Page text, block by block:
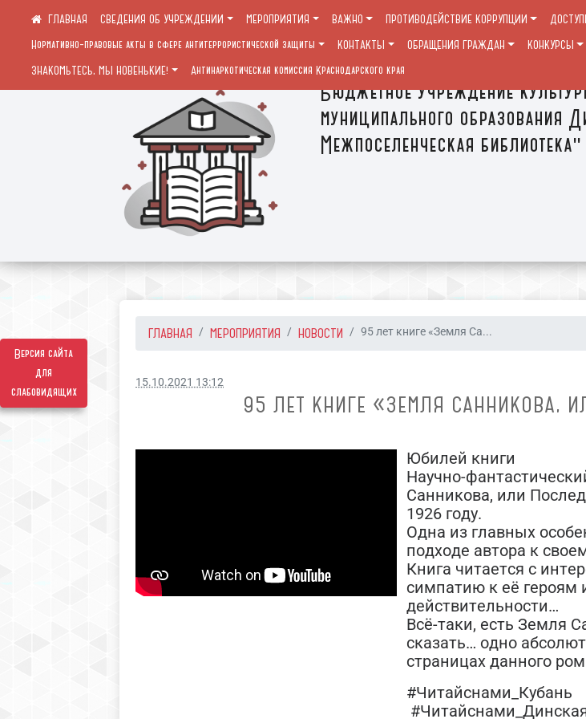
Версия сайта
для
слабовидящих
Бюджетное учреждение
муниципального образования
Межпоселенческая библиотека"
СВЕДЕНИЯ ОБ УЧРЕЖДЕНИИ МЕРОПРИЯТИЯ ВАЖНО ПРОТИВОДЕЙСТВИЕ КОРРУПЦИИ
Нормативно-правовые акты в сфере антитеррористической защиты
КОНТАКТЫ ОБРАЩЕНИЯ ГРАЖДАН КОНКУРСЫ
ЗНАКОМЬТЕСЬ, МЫ НОВЕНЬКИЕ!
Антинаркотическая комиссия Краснодарского края
ГЛАВНАЯ МЕРОПРИЯТИЯ НОВОСТИ 95 лет книге «Земля Са...
15.10.2021 13:12
95 ЛЕТ КНИГЕ «ЗЕМЛЯ САННИКОВА,
Юбилей книги
Научно-
Санникова, или
1926 году.
Одна из главных
подходе автора к
Книга читается с
симпатию к её героям
действительности…
Всё-таки, есть Земля
сказать… одно
страницах данного
#Читайснами_Кубань